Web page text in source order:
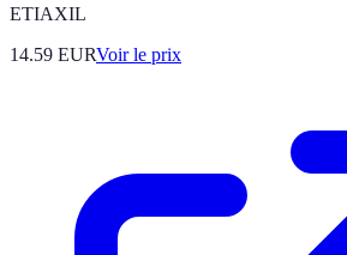
ETIAXIL
14.59 EURVoir le prix